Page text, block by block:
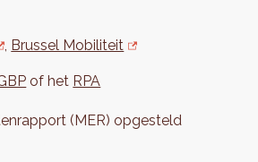
, Brussel Mobiliteit
of het RPA
(MER) opgesteld